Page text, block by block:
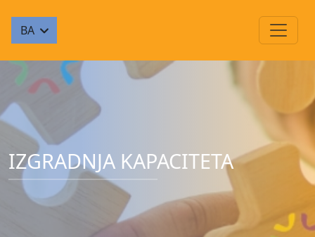
BA
IZGRADNJA KAPACITETA